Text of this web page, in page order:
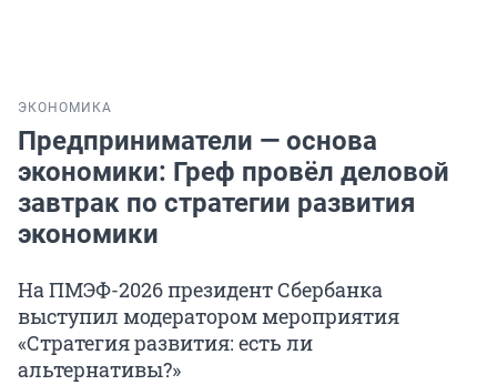
ЭКОНОМИКА
Предприниматели — основа
экономики: Греф провёл деловой
завтрак по стратегии развития
экономики
На ПМЭФ-2026 президент Сбербанка
выступил модератором мероприятия
«Стратегия развития: есть ли
альтернативы?»